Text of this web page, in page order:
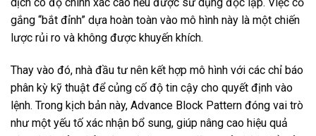
dịch có độ chính xác cao nếu được sử dụng độc lập. Việc cố
gắng “bắt đỉnh” dựa hoàn toàn vào mô hình này là một chiến
lược rủi ro và không được khuyến khích.
Thay vào đó, nhà đầu tư nên kết hợp mô hình với các chỉ báo
phân kỳ kỹ thuật để củng cố độ tin cậy cho quyết định vào
lệnh. Trong kịch bản này, Advance Block Pattern đóng vai trò
như một yếu tố xác nhận bổ sung, giúp nâng cao hiệu quả